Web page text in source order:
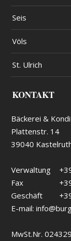
Seis
Völs
St. Ulrich
KONTAKT
Bäckerei &
Plattenstr. 14
39040
Verwaltung
Fax
Geschäft
E-mail:
MwSt.Nr.